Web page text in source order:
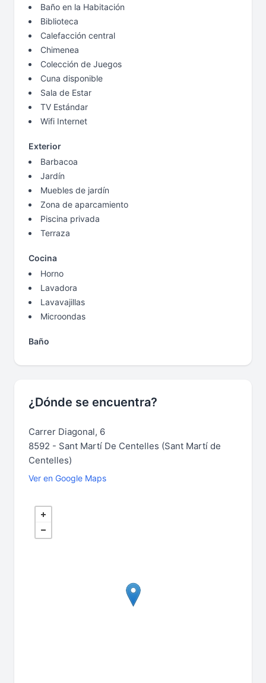
Baño en la Habitación
Biblioteca
Calefacción central
Chimenea
Colección de Juegos
Cuna disponible
Sala de Estar
TV Estándar
Wifi Internet
Exterior
Barbacoa
Jardín
Muebles de jardín
Zona de aparcamiento
Piscina privada
Terraza
Cocina
Horno
Lavadora
Lavavajillas
Microondas
Baño
¿Dónde se encuentra?
Carrer Diagonal, 6
8592 - Sant Martí De Centelles (Sant Martí de
Centelles)
Ver en Google Maps